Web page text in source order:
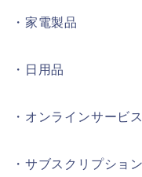
・家電製品
・日用品
・オンラインサービス
・サブスクリプショ